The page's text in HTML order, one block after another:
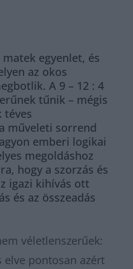
egyenlet, és
az okos
A 9 – 12 : 4
tűnik – mégis
téves
műveleti sorrend
emberi logikai
megoldáshoz
hogy a szorzás és
igazi kihívás ott
és az összeadás
véletlenszerűek:
pontosan azért